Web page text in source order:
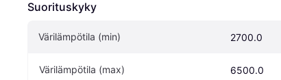
Suorituskyky
Värilämpötila (min) 2700.0
Värilämpötila (max) 6500.0